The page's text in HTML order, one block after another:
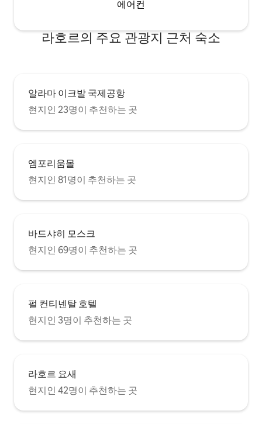
에어컨
라호르의 주요 관광지 근처 숙소
알라마 이크발 국제공항
현지인 23명이 추천하는 곳
엠포리움몰
현지인 81명이 추천하는 곳
바드샤히 모스크
현지인 69명이 추천하는 곳
펄 컨티넨탈 호텔
현지인 3명이 추천하는 곳
라호르 요새
현지인 42명이 추천하는 곳